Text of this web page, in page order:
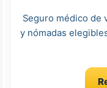
Seguro médico de
y nómadas